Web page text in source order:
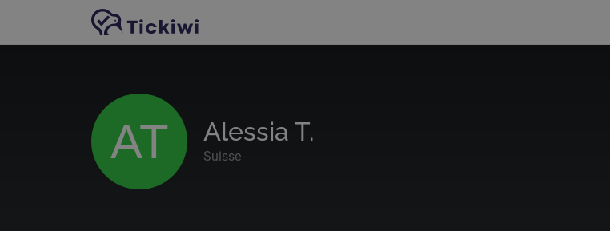
Passer au contenu principal
AT Alessia T.
Suisse